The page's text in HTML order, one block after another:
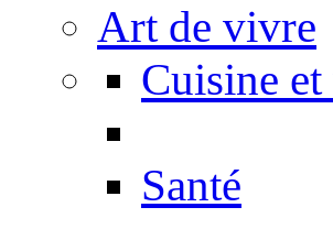
Art de vivre
Cuisine
Santé